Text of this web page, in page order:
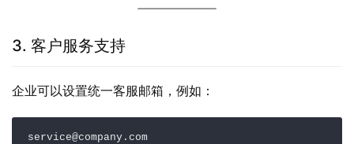
3. 客户服务支持
企业可以设置统一客服邮箱，例如：
service@company.com